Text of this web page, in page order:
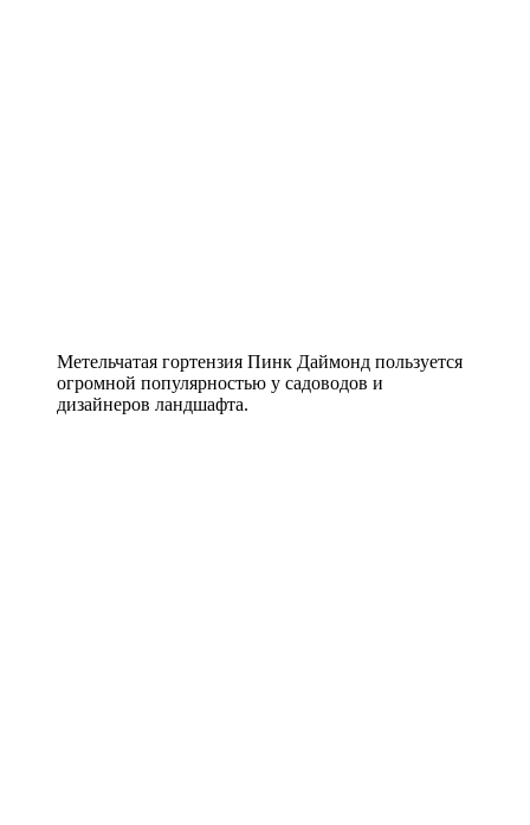
Метельчатая гортензия Пинк Даймонд пользуется
огромной популярностью у садоводов и
дизайнеров ландшафта.